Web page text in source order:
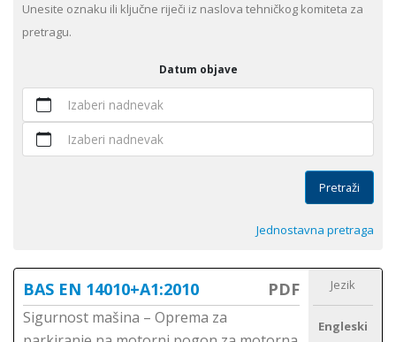
Unesite оznaku ili ključne riječi iz naslova tehničkog komiteta za
pretragu.
Datum objave
Izaberi nadnevak
Izaberi nadnevak
Pretraži
Jednostavna pretraga
BAS EN 14010+A1:2010 PDF
Sigurnost mašina – Oprema za
Jezik
Engleski